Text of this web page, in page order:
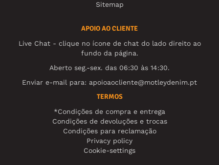
Sitemap
APOIO AO CLIENTE
Live Chat - clique no ícone de chat do lado direito ao
fundo da página.
Aberto seg.-sex. das 06:30 às 14:30.
Enviar e-mail para: apoioaocliente@motleydenim.pt
TERMOS
*Condições de compra e entrega
Condições de devoluções e trocas
Condições para reclamação
Privacy policy
Cookie-settings